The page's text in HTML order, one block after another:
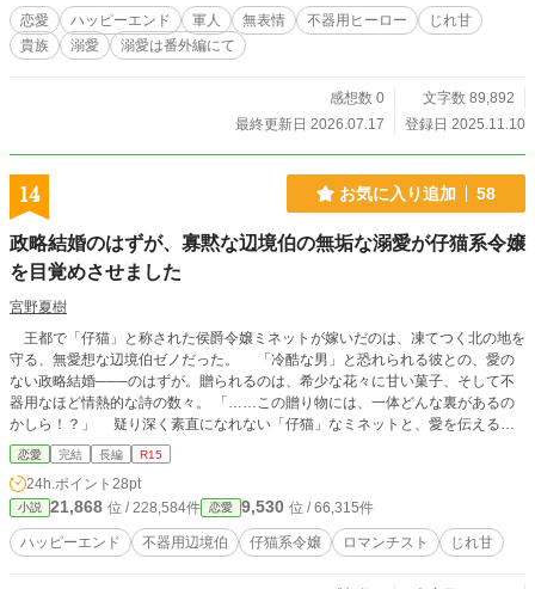
の形へと変わっていく。 ＊R18描写のある回は※印つき ＊ヒストリカル要素は
後半からです ＊完結済みですが気分で番外編書きます ムーンライトノベルズで
も公開してます
恋愛 ハッピーエンド 軍人 無表情 不器用ヒーロー
じれ甘
貴族
溺愛 溺愛は番外編にて
感想数 0
文字数 89,892
最終更新日 2026.07.17
登録日 2025.11.10
14 お気に入り追加 58
政略結婚のはずが、寡黙な辺境伯の無垢な溺愛が仔猫系令嬢
を目覚めさせました
宮野夏樹
王都で「仔猫」と称された侯爵令嬢ミネットが嫁いだのは、凍てつく北の地を
守る、無愛想な辺境伯ゼノだった。 ​ 「冷酷な男」と恐れられる彼との、愛の
ない政略結婚───のはずが。贈られるのは、希少な花々に甘い菓子、そして不
器用なほど情熱的な詩の数々。 ​「……この贈り物には、一体どんな裏があるの
かしら！？」 疑り深く素直になれない「仔猫」なミネットと、愛を伝えるの
が致命的に下手すぎる「ロマンチスト」なゼノ。 屋敷の面々や一匹の黒猫
（クロ）に見守られ、すれ違いを繰り返す二人の恋の行方は───。 ​「愛され
ること」を知らなかった少女が、旦那様の隠れた「甘さ」に絆されていくまで
の、不器用で愛おしい新婚生活。 ​※アルファポリス直接投稿にあたり、見やす
さを重視し、改行を行ったブラッシュアップ版としてお届けします。 ※4/11 21:
00更新分で完結いたします。
恋愛 完結 長編 R15
24h.ポイント 28pt
小説 21,868 位 / 228,584件 恋愛 9,530 位 / 66,315件
ハッピーエンド 不器用辺境伯 仔猫系令嬢 ロマンチスト じれ甘